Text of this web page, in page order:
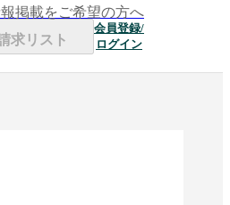
掲載をご希望の方へ
求リスト
会員登録/
ログイン